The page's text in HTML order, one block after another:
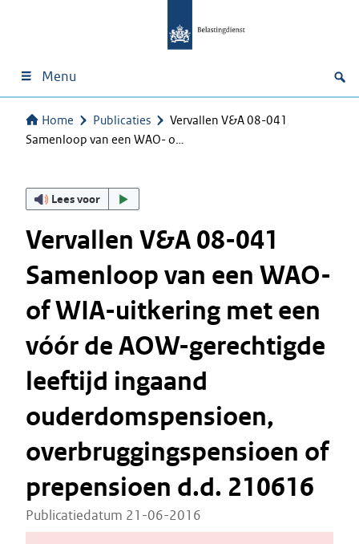
Menu
Home Publicaties
Vervallen V&A 08-041
Samenloop van een WAO- o…
Lees voor
Vervallen V&A 08-041
Samenloop van een WAO-
of WIA-uitkering met een
vóór de AOW-gerechtigde
leeftijd ingaand
ouderdomspensioen,
overbruggingspensioen of
prepensioen d.d. 210616
Publicatiedatum 21-06-2016